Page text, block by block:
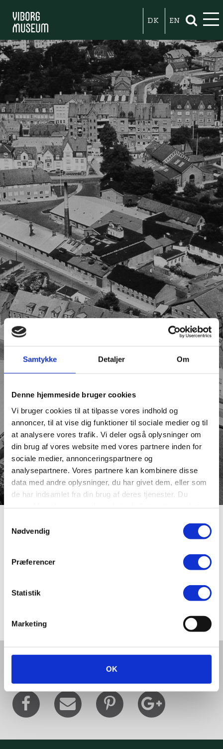
Samtykke Detaljer Om
Denne hjemmeside bruger cookies
Vi bruger cookies til at tilpasse vores indhold og
annoncer, til at vise dig funktioner til sociale medier og til
at analysere vores trafik. Vi deler også oplysninger om
din brug af vores website med vores partnere inden for
sociale medier, annonceringspartnere og
analysepartnere. Vores partnere kan kombinere disse
data med andre oplysninger, du har givet dem, eller som
de har indsamlet fra din brug af deres tjenester. Du
Nødvendig
Præferencer
Statistik
Marketing
OK
DK EN
Nørresogns
Kirkestræde
Nørresogns Kirkestræde var i 1800-tallet navnet på det
Del denne artikel med andre: